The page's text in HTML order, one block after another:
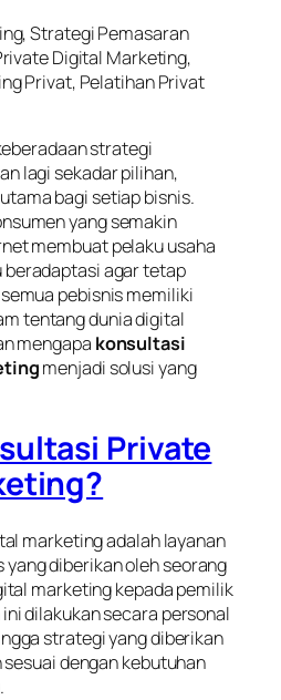
Strategi Pemasaran
Digital Marketing,
Privat, Pelatihan Privat
strategi
lagi sekadar pilihan,
bagi setiap bisnis.
yang semakin
membuat pelaku usaha
agar tetap
pebisnis memiliki
tentang dunia digital
mengapa konsultasi
menjadi solusi yang
Private
marketing adalah layanan
yang diberikan oleh seorang
marketing kepada pemilik
dilakukan secara personal
strategi yang diberikan
dengan kebutuhan